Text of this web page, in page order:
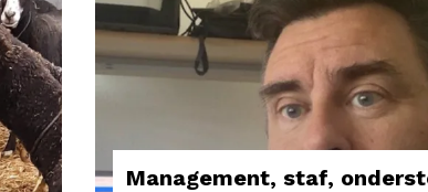
Management, staf,